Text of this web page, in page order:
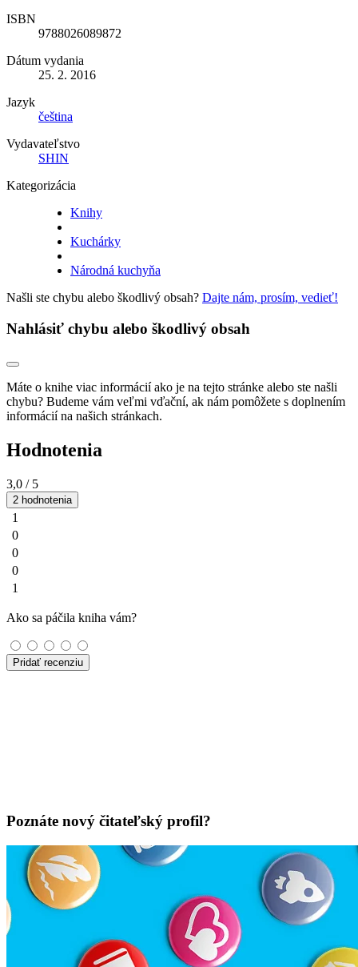
ISBN
9788026089872
Dátum vydania
25. 2. 2016
Jazyk
čeština
Vydavateľstvo
SHIN
Kategorizácia
Knihy
Kuchárky
Národná kuchyňa
Našli ste chybu alebo škodlivý obsah? Dajte nám, prosím, vedieť!
Nahlásiť chybu alebo škodlivý obsah
Máte o knihe viac informácií ako je na tejto stránke alebo ste našli
chybu? Budeme vám veľmi vďační, ak nám pomôžete s doplnením
informácií na našich stránkach.
Hodnotenia
3,0 / 5
2 hodnotenia
1
0
0
0
1
Ako sa páčila kniha vám?
Pridať recenziu
Poznáte nový čitateľský profil?